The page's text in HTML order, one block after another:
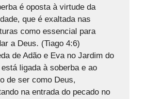
é oposta à virtude da
que é exaltada nas
como essencial para
a Deus. (Tiago 4:6)
de Adão e Eva no Jardim do
está ligada à soberba e ao
de ser como Deus,
na entrada do pecado no